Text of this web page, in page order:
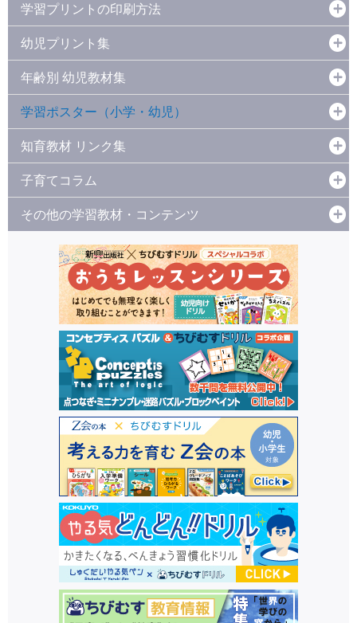
学習プリントの印刷方法
幼児プリント集
年齢別 幼児教材集
学習ポスター（小学・幼児）
知育教材 リンク集
子育てコラム
その他の学習教材・コンテンツ